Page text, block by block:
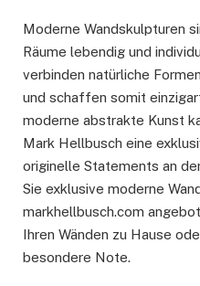
Moderne Wandskulpturen
Räume lebendig und
verbinden natürliche
und schaffen somit
moderne abstrakte Kunst
Mark Hellbusch eine
originelle Statements an
Sie exklusive moderne
markhellbusch.com
Ihren Wänden zu Hause
besondere Note.